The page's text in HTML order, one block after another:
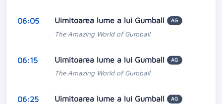
06:05 Uimitoarea lume a lui Gumball AG
The Amazing World of Gumball
06:15 Uimitoarea lume a lui Gumball AG
The Amazing World of Gumball
06:25 Uimitoarea lume a lui Gumball AG